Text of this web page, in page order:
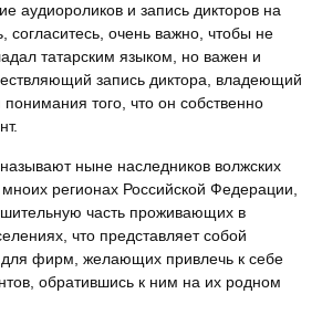
аудиороликов и запись дикторов на
согласитесь, очень важно, чтобы не
татарским языком, но важен и
запись диктора, владеющий
того, что он собственно
ныне наследников волжских
регионах Российской Федерации,
часть проживающих в
что представляет собой
фирм, желающих привлечь к себе
обратившись к ним на их родном